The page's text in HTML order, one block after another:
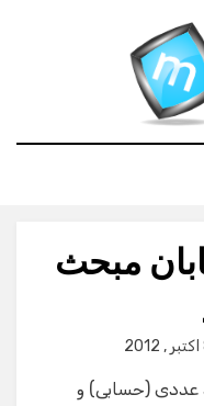
مبحث
عددی (حسابی) و